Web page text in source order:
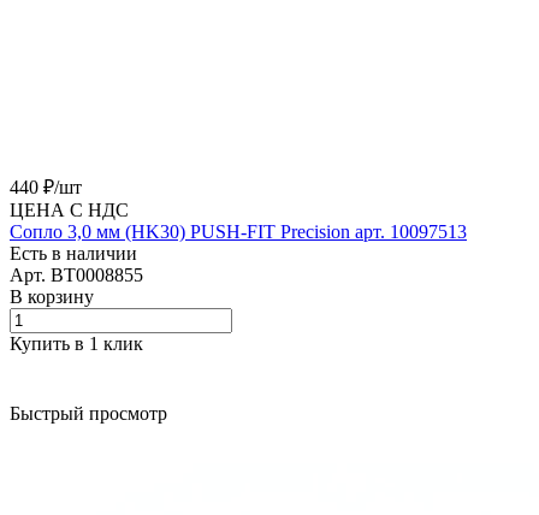
440 ₽/шт
ЦЕНА С НДС
Сопло 3,0 мм (HK30) PUSH-FIT Precision арт. 10097513
Есть в наличии
Арт. BT0008855
В корзину
Купить в 1 клик
Быстрый просмотр